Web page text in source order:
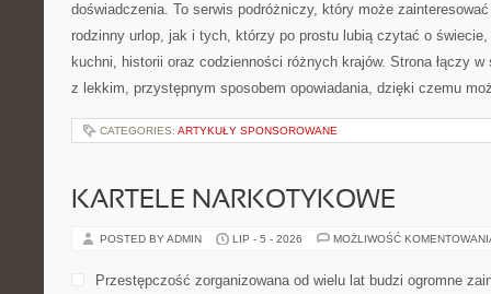
doświadczenia. To serwis podróżniczy, który może
rodzinny urlop, jak i tych, którzy po prostu lubią czytać o
kuchni, historii oraz codzienności różnych krajów. Strona łączy
z lekkim, przystępnym sposobem opowiadania, dzięki czemu
CATEGORIES: ARTYKUŁY SPONSOROWANE
KARTELE NARKOTYKOWE
POSTED BY ADMIN LIP - 5 - 2026 MOŻLIWOŚĆ
Przestępczość zorganizowana od wielu lat budzi ogromne